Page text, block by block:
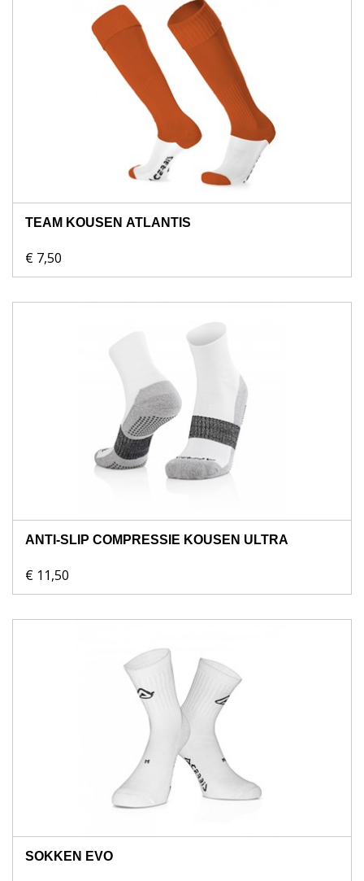
TEAM KOUSEN ATLANTIS
€ 7,50
ANTI-SLIP COMPRESSIE KOUSEN ULTRA
€ 11,50
SOKKEN EVO